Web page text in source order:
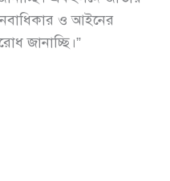
ও আইনের
জানাচ্ছি।”